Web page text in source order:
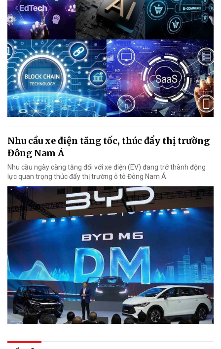
Nhu cầu xe điện tăng tốc, thúc đẩy thị trường
Đông Nam Á
Nhu cầu ngày càng tăng đối với xe điện (EV) đang trở thành động
lực quan trọng thúc đẩy thị trường ô tô Đông Nam Á.